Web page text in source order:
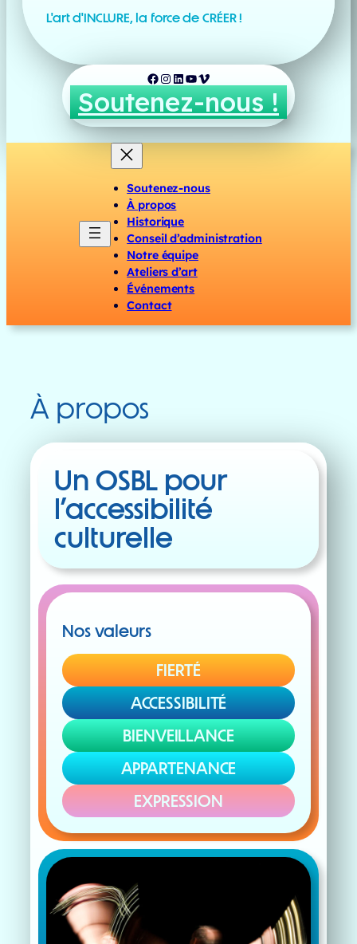
L'art d'INCLURE, la force de CRÉER !
Facebook
Instagram
LinkedIn
YouTube
Vimeo
Soutenez-nous !
Soutenez-nous
À propos
Historique
Conseil d’administration
Notre équipe
Ateliers d’art
Événements
Contact
À propos
Un OSBL pour
l’accessibilité
culturelle
Nos valeurs
FIERTÉ
ACCESSIBILITÉ
BIENVEILLANCE
APPARTENANCE
EXPRESSION